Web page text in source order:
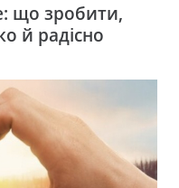
що зробити,
й радісно